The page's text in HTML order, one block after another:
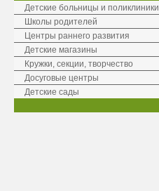
Детские больницы и поликлиники
Школы родителей
Центры раннего развития
Детские магазины
Кружки, секции, творчество
Досуговые центры
Детские сады